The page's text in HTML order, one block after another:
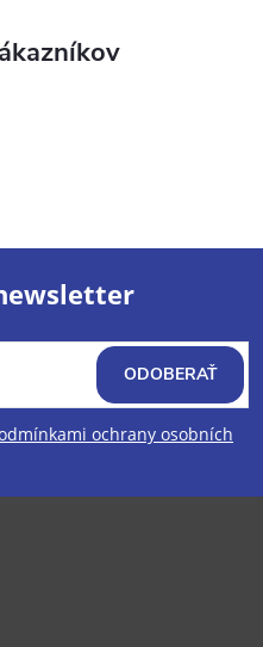
ochrany osobních
ODOBERAŤ